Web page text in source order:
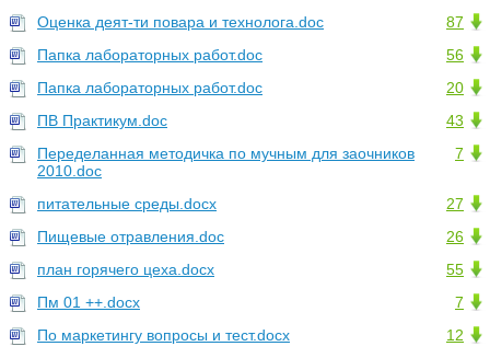
87
Оценка деят-ти повара и технолога.doc
56
Папка лабораторных работ.doc
20
Папка лабораторных работ.doc
43
ПВ Практикум.doc
7
Переделанная методичка по мучным для заочников
2010.doc
27
питательные среды.docx
26
Пищевые отравления.doc
55
план горячего цеха.docx
7
Пм 01 ++.docx
12
По маркетингу вопросы и тест.docx